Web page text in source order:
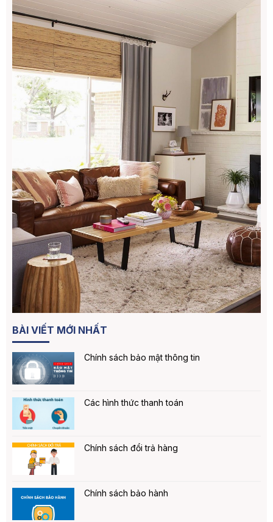
BÀI VIẾT MỚI NHẤT
Chính sách bảo mật thông tin
Các hình thức thanh toán
Chính sách đổi trả hàng
Chính sách bảo hành